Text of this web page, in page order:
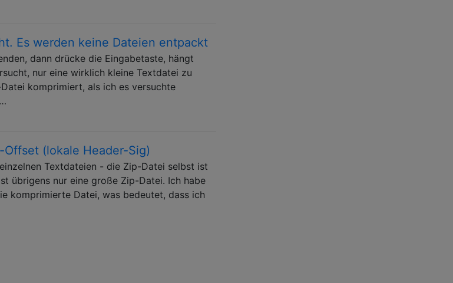
Es werden keine Dateien entpackt
dann drücke die Eingabetaste, hängt
nur eine wirklich kleine Textdatei zu
komprimiert, als ich es versuchte
(lokale Header-Sig)
Textdateien - die Zip-Datei selbst ist
übrigens nur eine große Zip-Datei. Ich habe
komprimierte Datei, was bedeutet, dass ich